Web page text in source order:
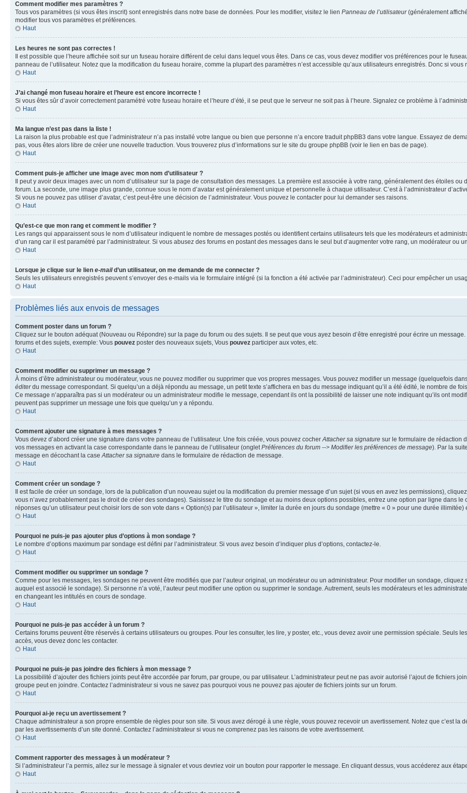
Comment modifier mes paramètres ?
Tous vos paramètres (si vous êtes inscrit) sont enregistrés dans notre base de données. Pour les modifier, visitez le lien Panneau de l’utilisateur(généralement
modifier tous vos paramètres et préférences.
Haut
Les heures ne sont pas correctes !
Il est possible que l’heure affichée soit sur un fuseau horaire différent de celui dans lequel vous êtes. Dans ce cas, vous devez modifier vos préférences pour le
panneau de l’utilisateur. Notez que la modification du fuseau horaire, comme la plupart des paramètres n’est accessible qu’aux utilisateurs enregistrés. Donc si vous
Haut
J’ai changé mon fuseau horaire et l’heure est encore incorrecte !
Si vous êtes sûr d’avoir correctement paramétré votre fuseau horaire et l’heure d’été, il se peut que le serveur ne soit pas à l’heure. Signalez ce problème à
Haut
Ma langue n’est pas dans la liste !
La raison la plus probable est que l’administrateur n’a pas installé votre langue ou bien que personne n’a encore traduit phpBB3 dans votre langue. Essayez de
pas, vous êtes alors libre de créer une nouvelle traduction. Vous trouverez plus d’informations sur le site du groupe phpBB (voir le lien en bas de page).
Haut
Comment puis-je afficher une image avec mon nom d’utilisateur ?
Il peut y avoir deux images avec un nom d’utilisateur sur la page de consultation des messages. La première est associée à votre rang, généralement des étoiles
forum. La seconde, une image plus grande, connue sous le nom d’avatar est généralement unique et personnelle à chaque utilisateur. C’est à l’administrateur
Si vous ne pouvez pas utiliser d’avatar, c’est peut-être une décision de l’administrateur. Vous pouvez le contacter pour lui demander ses raisons.
Haut
Qu’est-ce que mon rang et comment le modifier ?
Les rangs qui apparaissent sous le nom d’utilisateur indiquent le nombre de messages postés ou identifient certains utilisateurs tels que les modérateurs et
d’un rang car il est paramétré par l’administrateur. Si vous abusez des forums en postant des messages dans le seul but d’augmenter votre rang, un modérateur ou
Haut
Lorsque je clique sur le lien e-maild’un utilisateur, on me demande de me connecter ?
Seuls les utilisateurs enregistrés peuvent s’envoyer des e-mails via le formulaire intégré (si la fonction a été activée par l’administrateur). Ceci pour empêcher un
Haut
Problèmes liés aux envois de messages
Comment poster dans un forum ?
Cliquez sur le bouton adéquat (Nouveau ou Répondre) sur la page du forum ou des sujets. Il se peut que vous ayez besoin d’être enregistré pour écrire un
forums et des sujets, exemple: Vous pouvez poster des nouveaux sujets, Vous pouvez participer aux votes, etc.
Haut
Comment modifier ou supprimer un message ?
À moins d’être administrateur ou modérateur, vous ne pouvez modifier ou supprimer que vos propres messages. Vous pouvez modifier un message (quelquefois
éditerdu message correspondant. Si quelqu’un a déjà répondu au message, un petit texte s’affichera en bas du message indiquant qu’il a été édité, le nombre de
Ce message n’apparaîtra pas si un modérateur ou un administrateur modifie le message, cependant ils ont la possibilité de laisser une note indiquant qu’ils ont
peuvent pas supprimer un message une fois que quelqu’un y a répondu.
Haut
Comment ajouter une signature à mes messages ?
Vous devez d’abord créer une signature dans votre panneau de l’utilisateur. Une fois créée, vous pouvez cocherAttacher sa signature sur le formulaire de rédaction
vos messages en activant la case correspondante dans le panneau de l’utilisateur (ongletPréférences du forum --> Modifier les préférences de message). Par la
message en décochant la caseAttacher sa signature dans le formulaire de rédaction de message.
Haut
Comment créer un sondage ?
Il est facile de créer un sondage, lors de la publication d’un nouveau sujet ou la modification du premier message d’un sujet (si vous en avez les permissions),
vous n’avez probablement pas le droit de créer des sondages). Saisissez le titre du sondage et au moins deux options possibles, entrez une option par ligne dans
réponses qu’un utilisateur peut choisir lors de son vote dans « Option(s) par l’utilisateur », limiter la durée en jours du sondage (mettre « 0 » pour une durée
Haut
Pourquoi ne puis-je pas ajouter plus d’options à mon sondage ?
Le nombre d’options maximum par sondage est défini par l’administrateur. Si vous avez besoin d’indiquer plus d’options, contactez-le.
Haut
Comment modifier ou supprimer un sondage ?
Comme pour les messages, les sondages ne peuvent être modifiés que par l’auteur original, un modérateur ou un administrateur. Pour modifier un sondage, cliquez
auquel est associé le sondage). Si personne n’a voté, l’auteur peut modifier une option ou supprimer le sondage. Autrement, seuls les modérateurs et les
en changeant les intitulés en cours de sondage.
Haut
Pourquoi ne puis-je pas accéder à un forum ?
Certains forums peuvent être réservés à certains utilisateurs ou groupes. Pour les consulter, les lire, y poster, etc., vous devez avoir une permission spéciale. Seuls
accès, vous devez donc les contacter.
Haut
Pourquoi ne puis-je pas joindre des fichiers à mon message ?
La possibilité d’ajouter des fichiers joints peut être accordée par forum, par groupe, ou par utilisateur. L’administrateur peut ne pas avoir autorisé l’ajout de fichiers
groupe peut en joindre. Contactez l’administrateur si vous ne savez pas pourquoi vous ne pouvez pas ajouter de fichiers joints sur un forum.
Haut
Pourquoi ai-je reçu un avertissement ?
Chaque administrateur a son propre ensemble de règles pour son site. Si vous avez dérogé à une règle, vous pouvez recevoir un avertissement. Notez que c’est la
par les avertissements d’un site donné. Contactez l’administrateur si vous ne comprenez pas les raisons de votre avertissement.
Haut
Comment rapporter des messages à un modérateur ?
Si l’administrateur l’a permis, allez sur le message à signaler et vous devriez voir un bouton pour rapporter le message. En cliquant dessus, vous accéderez aux
Haut